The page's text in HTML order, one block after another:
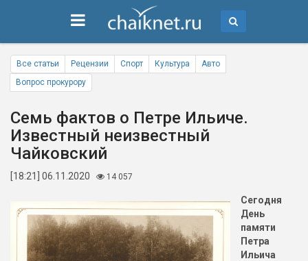
Все статьи Рецензии Спорт Культура
Авто
Вопрос прокурору
Семь фактов о Петре Ильиче.
Известный неизвестный
Чайковский
[18:21] 06.11.2020 14 057
Сегодня
День
памяти
Петра
Ильича